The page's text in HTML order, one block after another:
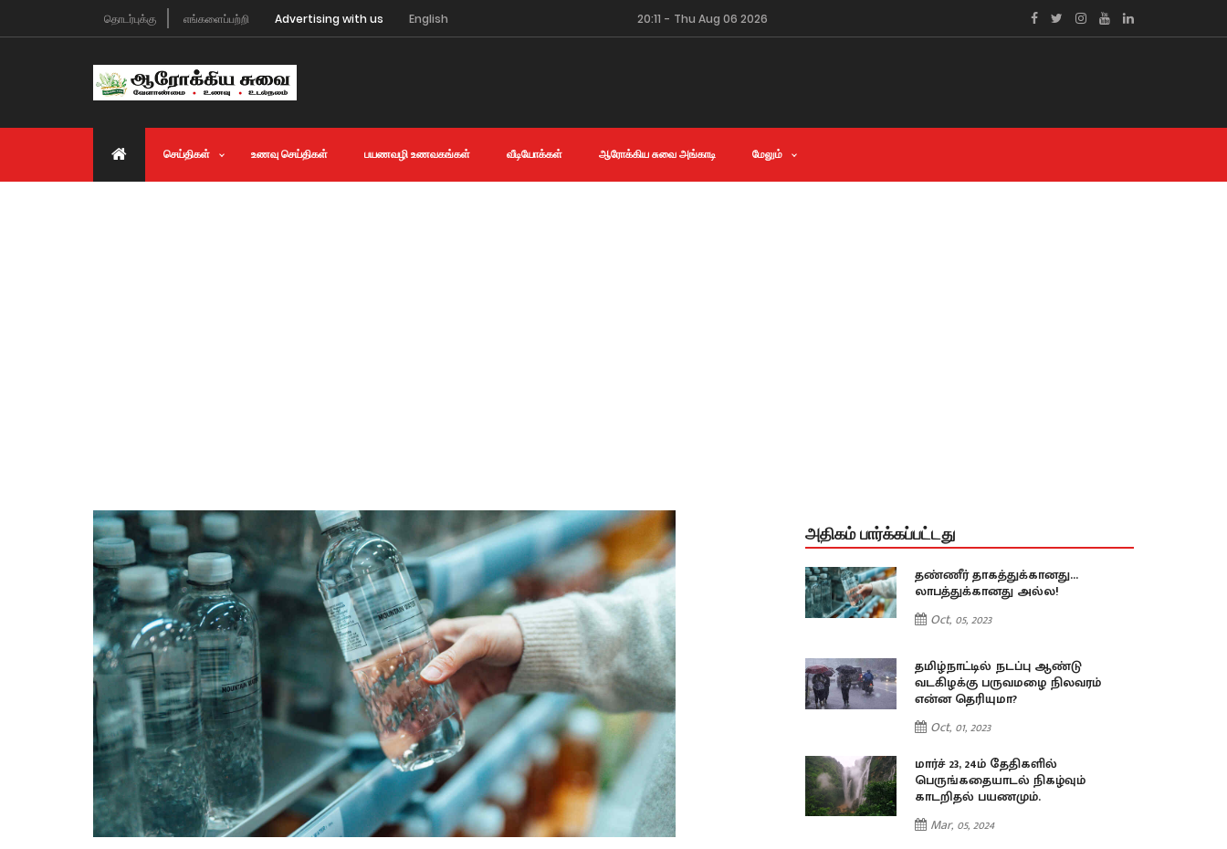
தொடர்புக்கு எங்களைப்பற்றி Advertising with us English 20:11 - Thu Aug 06 2026
செய்திகள் உணவு செய்திகள் பயணவழி உணவகங்கள் வீடியோக்கள் ஆரோக்கிய சுவை அங்காடி மேலும்
அதிகம் பார்க்கப்பட்டது
தண்ணீர் தாகத்துக்கானது…
லாபத்துக்கானது அல்ல!
Oct, 05, 2023
தமிழ்நாட்டில் நடப்பு ஆண்டு
வடகிழக்கு பருவமழை நிலவரம்
என்ன தெரியுமா?
Oct, 01, 2023
மார்ச் 23, 24ம் தேதிகளில்
பெருங்கதையாடல் நிகழ்வும்
காடறிதல் பயணமும்.
Mar, 05, 2024
தண்ணீர் தாகத்துக்கானது…
லாபத்துக்கானது அல்ல!
Oct, 05, 2023
தமிழ்நாட்டில் நடப்பு ஆண்டு
வடகிழக்கு பருவமழை நிலவரம்
என்ன தெரியுமா?
Oct, 01, 2023
மார்ச் 23, 24ம் தேதிகளில்
பெருங்கதையாடல் நிகழ்வும்
காடறிதல் பயணமும்.
Mar, 05, 2024
தண்ணீர் தாகத்துக்கானது…
லாபத்துக்கானது அல்ல!
Oct, 05, 2023
தமிழ்நாட்டில் நடப்பு ஆண்டு
வடகிழக்கு பருவமழை நிலவரம்
என்ன தெரியுமா?
Oct, 01, 2023
மார்ச் 23, 24ம் தேதிகளில்
பெருங்கதையாடல் நிகழ்வும்
காடறிதல் பயணமும்.
Mar, 05, 2024